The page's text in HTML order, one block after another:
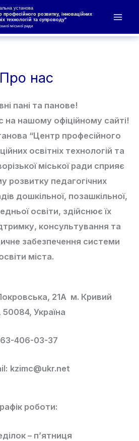
установа
професійного розвитку, інноваційних
технологій та супроводу"
міської ради
Про нас
пані та панове!
на нашому офіційному сайті!
“Центр професійного
освітніх технологій та
міської ради сприяє
розвитку педагогічних
дошкільної, позашкільної,
освіти, здійснює їх
консультування та
забезпечення системи
міста.
21А м. Кривий
50084, Україна
406-03-37
kzimc@ukr.net
роботи:
– п’ятниця